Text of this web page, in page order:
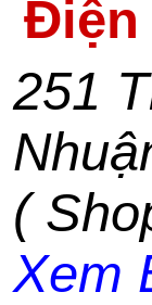
Điện
251
(
Xem